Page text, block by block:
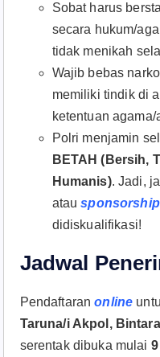
Sobat harus
secara hukum/
tidak menikah
Wajib bebas
memiliki tindik di
ketentuan agama/
Polri menjamin
BETAH (Bersih,
Humanis). Jadi,
atausponsorship
didiskualifikasi!
Jadwal
Pendaftaranonline
Taruna/i Akpol,
serentak dibuka mulai